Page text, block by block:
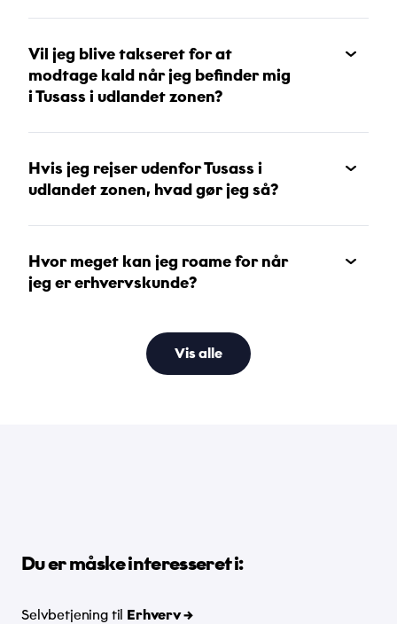
Vil jeg blive takseret for at
modtage kald når jeg befinder mig
i Tusass i udlandet zonen?
Hvis jeg rejser udenfor Tusass i
udlandet zonen, hvad gør jeg så?
Hvor meget kan jeg roame for når
jeg er erhvervskunde?
Vis alle
Du er måske interesseret i:
Selvbetjening til Erhverv →